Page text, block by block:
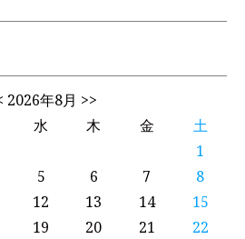
2026年8月 >>
水 木 金
土
1
5 6 7
8
12 13 14
15
19 20 21
22